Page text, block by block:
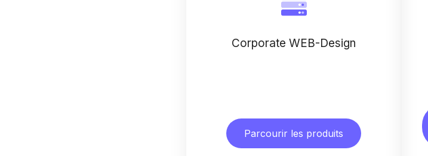
Corporate WEB-Design
Parcourir les produits